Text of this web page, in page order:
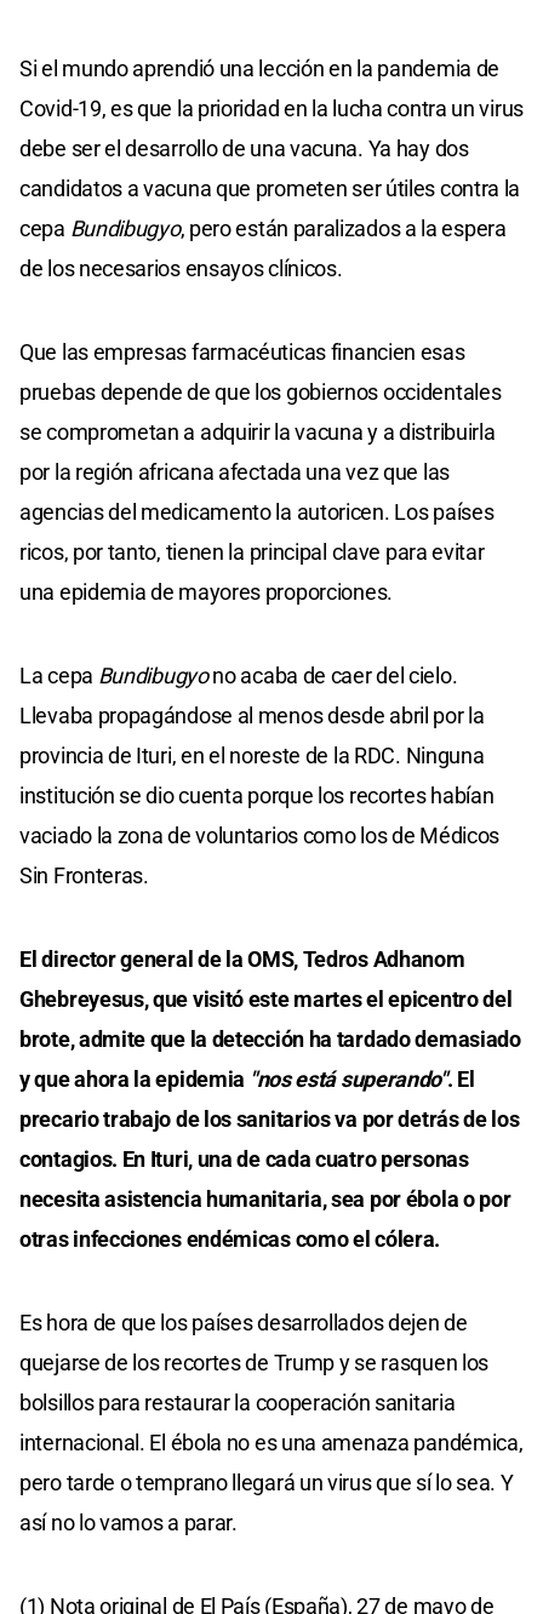
Si el mundo aprendió una lección en la pandemia de
Covid-19, es que la prioridad en la lucha contra un virus
debe ser el desarrollo de una vacuna. Ya hay dos
candidatos a vacuna que prometen ser útiles contra la
cepa Bundibugyo, pero están paralizados a la espera
de los necesarios ensayos clínicos.
Que las empresas farmacéuticas financien esas
pruebas depende de que los gobiernos occidentales
se comprometan a adquirir la vacuna y a distribuirla
por la región africana afectada una vez que las
agencias del medicamento la autoricen. Los países
ricos, por tanto, tienen la principal clave para evitar
una epidemia de mayores proporciones.
La cepa Bundibugyono acaba de caer del cielo.
Llevaba propagándose al menos desde abril por la
provincia de Ituri, en el noreste de la RDC. Ninguna
institución se dio cuenta porque los recortes habían
vaciado la zona de voluntarios como los de Médicos
Sin Fronteras.
El director general de la OMS, Tedros Adhanom
Ghebreyesus, que visitó este martes el epicentro del
brote, admite que la detección ha tardado demasiado
y que ahora la epidemia "nos está superando". El
precario trabajo de los sanitarios va por detrás de los
contagios. En Ituri, una de cada cuatro personas
necesita asistencia humanitaria, sea por ébola o por
otras infecciones endémicas como el cólera.
Es hora de que los países desarrollados dejen de
quejarse de los recortes de Trump y se rasquen los
bolsillos para restaurar la cooperación sanitaria
internacional. El ébola no es una amenaza pandémica,
pero tarde o temprano llegará un virus que sí lo sea. Y
así no lo vamos a parar.
(1) Nota original de El País (España), 27 de mayo de